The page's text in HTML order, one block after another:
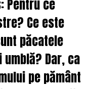
Pentru ce
Ce este
păcatele
Dar, ca
pe pământ